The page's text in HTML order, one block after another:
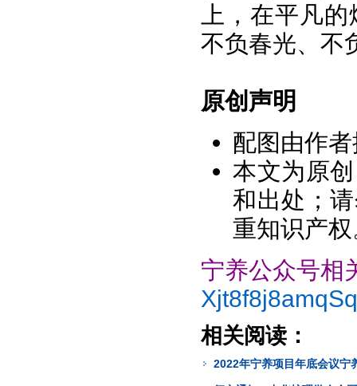
上，在平凡
不负春光、不
原创声明
配图由作
本文为原
和出处；
重知识产
宁养公众号相
相关阅读：
2022年宁养项目年底会议宁